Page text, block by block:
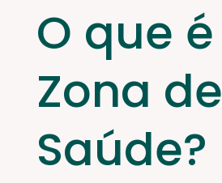
O que é
Zona de
Saúde?